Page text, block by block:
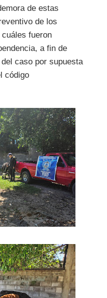
de estas
de los
fueron
a fin de
caso por supuesta
código